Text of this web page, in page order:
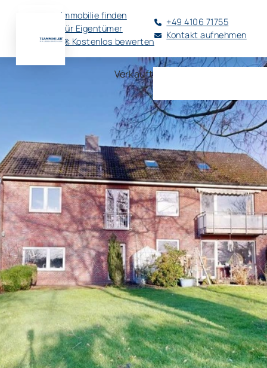
Immobilie finden
Für Eigentümer
🚀 Kostenlos bewerten
+49 4106 71755
Kontakt aufnehmen
Verkauft